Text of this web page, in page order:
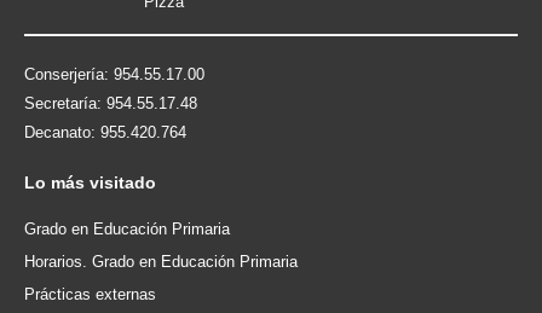
Conserjería: 954.55.17.00
Secretaría: 954.55.17.48
Decanato: 955.420.764
Lo más visitado
Grado en Educación Primaria
Horarios. Grado en Educación Primaria
Prácticas externas